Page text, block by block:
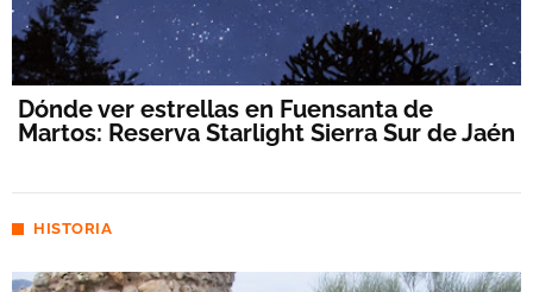
Dónde ver estrellas en Fuensanta de
Martos: Reserva Starlight Sierra Sur de Jaén
HISTORIA